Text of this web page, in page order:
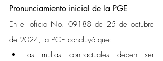
Pronunciamiento inicial de la PGE
En el oficio No. 09188 de 25 de octubre
de 2024, la PGE concluyó que:
Las multas contractuales deben ser